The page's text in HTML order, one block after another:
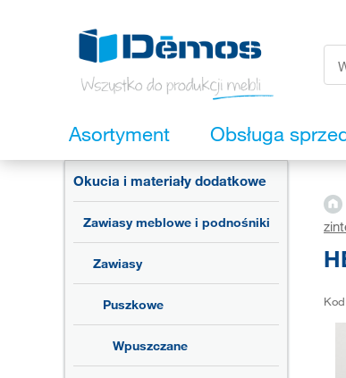
Asortyment Obsługa
Okucia i materiały dodatkowe
Zawiasy meblowe i podnośniki
Zawiasy
Puszkowe
Wpuszczane